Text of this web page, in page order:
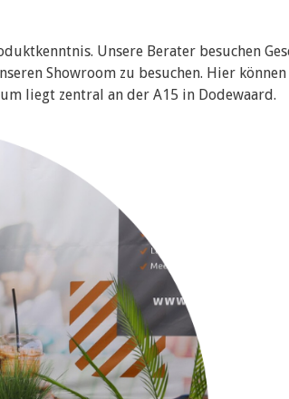
Unsere Berater besuchen
Showroom zu besuchen. Hier können
liegt zentral an der A15 in Dodewaard.